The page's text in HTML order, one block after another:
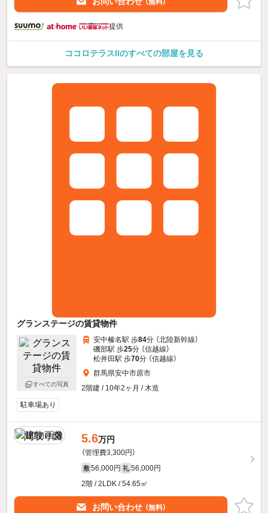
提供
ココロテラスIIのすべての部屋を見る
グランステージの賃貸物件
すべての写真
安中榛名駅 歩84分 （北陸新幹線）
磯部駅 歩25分 （信越線）
松井田駅 歩70分 （信越線）
群馬県安中市原市
2階建 / 10年2ヶ月 / 木造
駐車場あり
5.6万円
（管理費3,300円）
敷 56,000円 礼 56,000円
2階 / 2LDK / 54.65㎡
お問い合わせ （無料）